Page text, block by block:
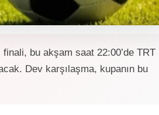
bu akşam saat 22:00’de TRT
Dev karşılaşma, kupanın bu